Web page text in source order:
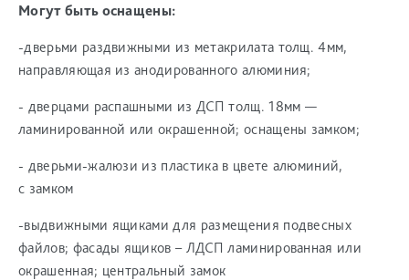
Могут быть оснащены:
-дверьми раздвижными из метакрилата толщ. 4мм,
направляющая из анодированного алюминия;
- дверцами распашными из ДСП толщ. 18мм —
ламинированной или окрашенной; оснащены замком;
- дверьми-жалюзи из пластика в цвете алюминий,
с замком
-выдвижными ящиками для размещения подвесных
файлов; фасады ящиков – ЛДСП ламинированная или
окрашенная; центральный замок